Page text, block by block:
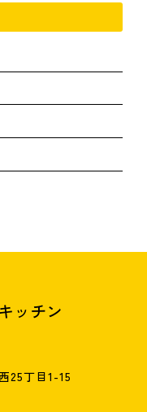
ッチン
25丁目1-15